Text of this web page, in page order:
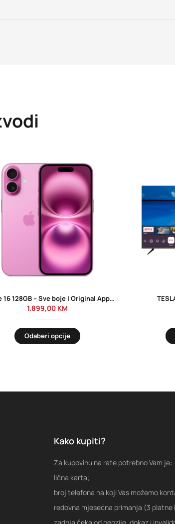
iPhone 16 128GB – Sve boje | Original Apple uređaj
1.899,00 KM
Odaberi opcije
Kako kupiti?
Za kupovinu na rate potrebno Vam je:
lična karta;
broj telefona na koji Vas možemo
redovna mjesećna primanja (3 platne